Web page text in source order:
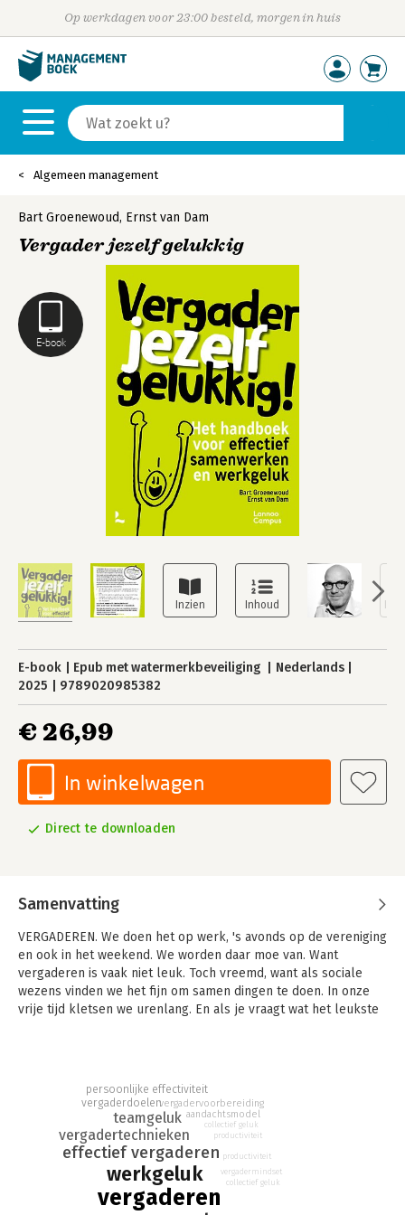
Op werkdagen voor 23:00 besteld, morgen in huis
Algemeen management
E-book
Bart Groenewoud, Ernst van Dam
Vergader jezelf gelukkig
E-book Epub met watermerkbeveiliging
Nederlands
2025
9789020985382
€ 26,99
In winkelwagen
Direct te downloaden
Samenvatting
VERGADEREN. We doen het op werk, 's avonds op de vereniging
en ook in het weekend. We worden daar moe van. Want
vergaderen is vaak niet leuk. Toch vreemd, want als sociale
wezens vinden we het fijn om samen dingen te doen. In onze
vrije tijd kletsen we urenlang. En als je vraagt wat het leukste
gelukkig, met een nieuw hoofdstuk over Hybride Happiness,
doen wij drie beloften:
* WIJ BELOVEN dat je voortaan weet wanneer je wel of niet aan
een vergadering moet deelnemen – en wanneer je weer weg
* WIJ BELOVEN dat de vergaderingen die jij organiseert altijd
resultaat opleveren - met tijd om het leuk te maken.
vergaderen
werkgeluk
effectief vergaderen
vergadertechnieken
teamgeluk
vergaderdoelen
persoonlijke effectiviteit
vergadervoorbereiding
aandachtsmodel
collectief geluk
productiviteit
vergadermindset
collectief geluk
productiviteit